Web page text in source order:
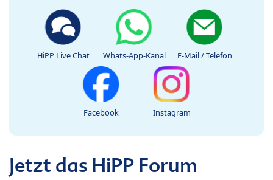
HiPP Live Chat Whats-App-Kanal E-Mail / Telefon
Facebook Instagram
Jetzt das HiPP Forum